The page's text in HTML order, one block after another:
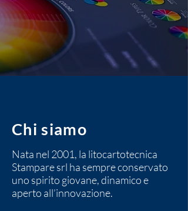
Chi siamo
Nata nel 2001, la litocartotecnica
Stampare srl ha sempre conservato
uno spirito giovane, dinamico e
aperto all’innovazione.